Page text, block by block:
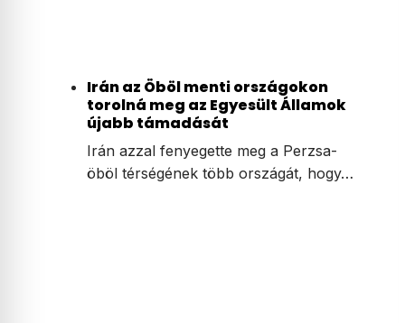
Irán az Öböl menti országokon
torolná meg az Egyesült Államok
újabb támadását
Irán azzal fenyegette meg a Perzsa-
öböl térségének több országát, hogy…